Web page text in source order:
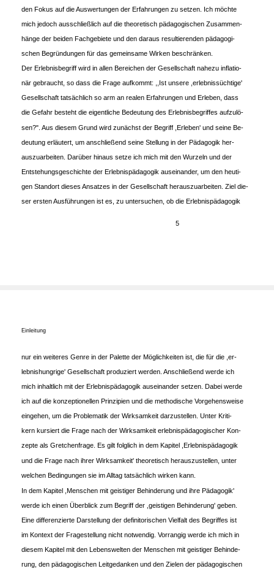
5
den Fokus auf die Auswertungen der Erfahrungen zu setzen. Ich möchte
mich jedoch ausschließlich auf die theoretisch pädagogischen Zusammen-
hänge der beiden Fachgebiete und den daraus resultierenden pädagogi-
schen Begründungen für das gemeinsame Wirken beschränken.
Der Erlebnisbegriff wird in allen Bereichen der Gesellschaft nahezu inflatio-
när gebraucht, so dass die Frage aufkommt: ,,Ist unsere ,erlebnissüchtige'
Gesellschaft tatsächlich so arm an realen Erfahrungen und Erleben, dass
die Gefahr besteht die eigentliche Bedeutung des Erlebnisbegriffes aufzulö-
sen?". Aus diesem Grund wird zunächst der Begriff ,Erleben' und seine Be-
deutung erläutert, um anschließend seine Stellung in der Pädagogik her-
auszuarbeiten. Darüber hinaus setze ich mich mit den Wurzeln und der
Entstehungsgeschichte der Erlebnispädagogik auseinander, um den heuti-
gen Standort dieses Ansatzes in der Gesellschaft herauszuarbeiten. Ziel die-
ser ersten Ausführungen ist es, zu untersuchen, ob die Erlebnispädagogik
Einleitung
nur ein weiteres Genre in der Palette der Möglichkeiten ist, die für die ,er-
lebnishungrige' Gesellschaft produziert werden. Anschließend werde ich
mich inhaltlich mit der Erlebnispädagogik auseinander setzen. Dabei werde
ich auf die konzeptionellen Prinzipien und die methodische Vorgehensweise
eingehen, um die Problematik der Wirksamkeit darzustellen. Unter Kriti-
kern kursiert die Frage nach der Wirksamkeit erlebnispädagogischer Kon-
zepte als Gretchenfrage. Es gilt folglich in dem Kapitel ,Erlebnispädagogik
und die Frage nach ihrer Wirksamkeit' theoretisch herauszustellen, unter
welchen Bedingungen sie im Alltag tatsächlich wirken kann.
In dem Kapitel ,Menschen mit geistiger Behinderung und ihre Pädagogik'
werde ich einen Überblick zum Begriff der ,geistigen Behinderung' geben.
Eine differenzierte Darstellung der definitorischen Vielfalt des Begriffes ist
im Kontext der Fragestellung nicht notwendig. Vorrangig werde ich mich in
diesem Kapitel mit den Lebenswelten der Menschen mit geistiger Behinde-
rung, den pädagogischen Leitgedanken und den Zielen der pädagogischen